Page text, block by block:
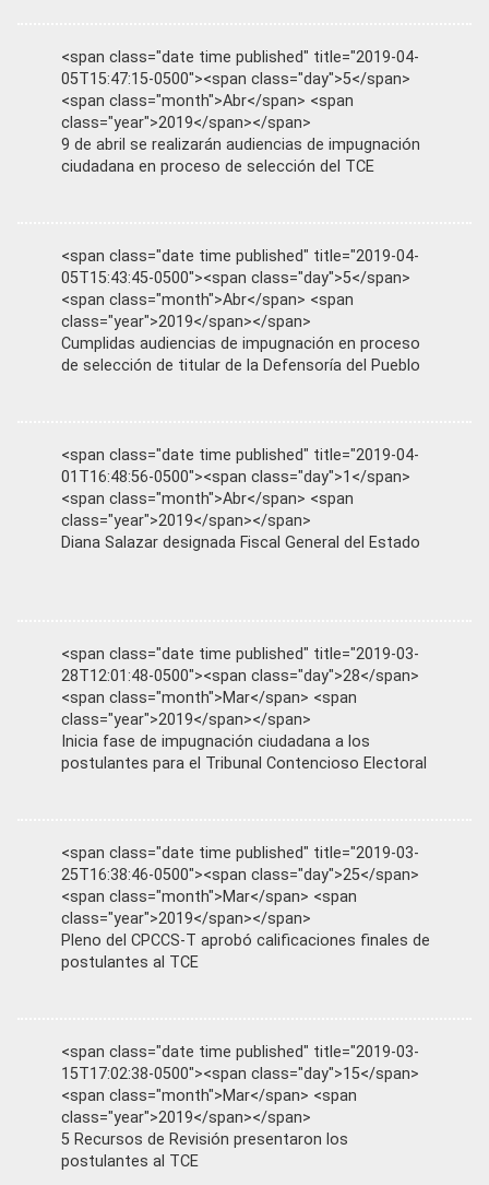
<span class="date time published" title="2019-04-
05T15:47:15-0500"><span class="day">5</span>
<span class="month">Abr</span> <span
class="year">2019</span></span>
9 de abril se realizarán audiencias de impugnación
ciudadana en proceso de selección del TCE
<span class="date time published" title="2019-04-
05T15:43:45-0500"><span class="day">5</span>
<span class="month">Abr</span> <span
class="year">2019</span></span>
Cumplidas audiencias de impugnación en proceso
de selección de titular de la Defensoría del Pueblo
<span class="date time published" title="2019-04-
01T16:48:56-0500"><span class="day">1</span>
<span class="month">Abr</span> <span
class="year">2019</span></span>
Diana Salazar designada Fiscal General del Estado
<span class="date time published" title="2019-03-
28T12:01:48-0500"><span class="day">28</span>
<span class="month">Mar</span> <span
class="year">2019</span></span>
Inicia fase de impugnación ciudadana a los
postulantes para el Tribunal Contencioso Electoral
<span class="date time published" title="2019-03-
25T16:38:46-0500"><span class="day">25</span>
<span class="month">Mar</span> <span
class="year">2019</span></span>
Pleno del CPCCS-T aprobó calificaciones finales de
postulantes al TCE
<span class="date time published" title="2019-03-
15T17:02:38-0500"><span class="day">15</span>
<span class="month">Mar</span> <span
class="year">2019</span></span>
5 Recursos de Revisión presentaron los
postulantes al TCE